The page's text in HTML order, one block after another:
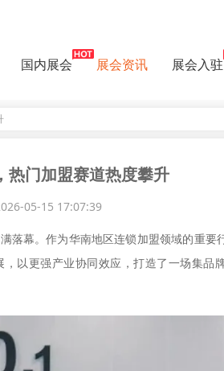
国内展会 展会资讯 展会入驻
热门加盟赛道热度攀升
05-15 17:07:39
落幕。作为华南地区连锁加盟领域的重要
，以更强产业协同效应，打造了一场集品